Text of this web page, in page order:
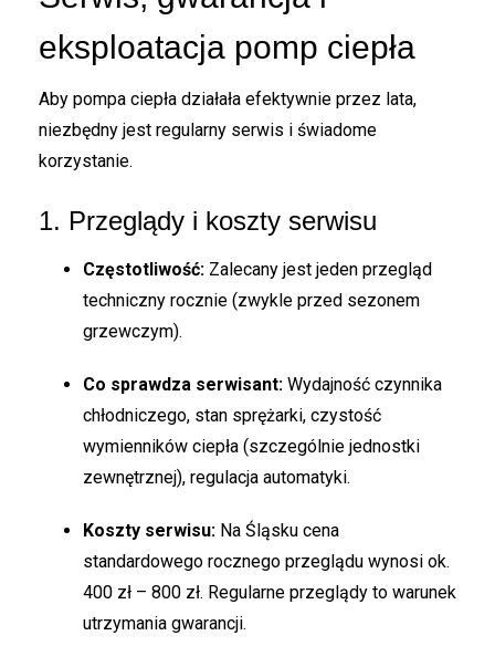
eksploatacja pomp ciepła
Aby pompa ciepła działała efektywnie przez lata,
niezbędny jest regularny serwis i świadome
korzystanie.
1. Przeglądy i koszty serwisu
Częstotliwość: Zalecany jest jeden przegląd
techniczny rocznie (zwykle przed sezonem
grzewczym).
Co sprawdza serwisant: Wydajność czynnika
chłodniczego, stan sprężarki, czystość
wymienników ciepła (szczególnie jednostki
zewnętrznej), regulacja automatyki.
Koszty serwisu: Na Śląsku cena
standardowego rocznego przeglądu wynosi ok.
400 zł – 800 zł. Regularne przeglądy to warunek
utrzymania gwarancji.